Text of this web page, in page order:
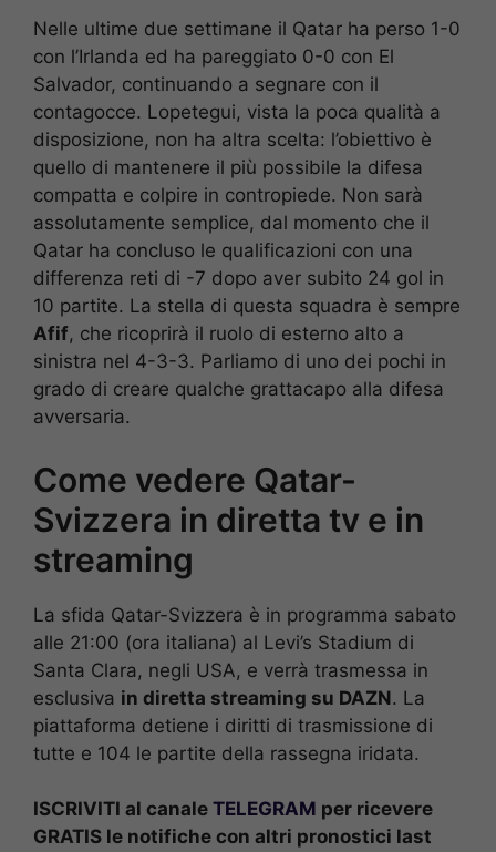
Nelle ultime due settimane il Qatar ha perso 1-0
con l’Irlanda ed ha pareggiato 0-0 con El
Salvador, continuando a segnare con il
contagocce. Lopetegui, vista la poca qualità a
disposizione, non ha altra scelta: l’obiettivo è
quello di mantenere il più possibile la difesa
compatta e colpire in contropiede. Non sarà
assolutamente semplice, dal momento che il
Qatar ha concluso le qualificazioni con una
differenza reti di -7 dopo aver subito 24 gol in
10 partite. La stella di questa squadra è sempre
Afif, che ricoprirà il ruolo di esterno alto a
sinistra nel 4-3-3. Parliamo di uno dei pochi in
grado di creare qualche grattacapo alla difesa
avversaria.
Come vedere Qatar-
Svizzera in diretta tv e in
streaming
La sfida Qatar-Svizzera è in programma sabato
alle 21:00 (ora italiana) al Levi’s Stadium di
Santa Clara, negli USA, e verrà trasmessa in
esclusiva in diretta streaming su DAZN. La
piattaforma detiene i diritti di trasmissione di
tutte e 104 le partite della rassegna iridata.
ISCRIVITI al canale TELEGRAM per ricevere
GRATIS le notifiche con altri pronostici last